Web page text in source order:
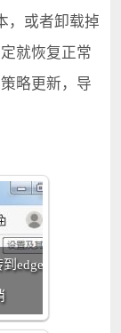
或者卸载掉
就恢复正常
略更新，导
edge